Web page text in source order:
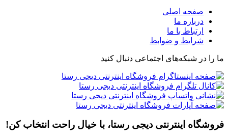
صفحه اصلی
درباره ما
ارتباط با ما
شرایط و ضوابط
ما را در شبکه‌های اجتماعی دنبال کنید
فروشگاه اینترنتی دیجی رستا، با خیال راحت انتخاب کن!